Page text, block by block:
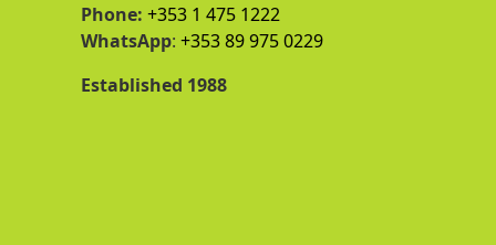
Phone: +353 1 475 1222
WhatsApp: +353 89 975 0229
Established 1988